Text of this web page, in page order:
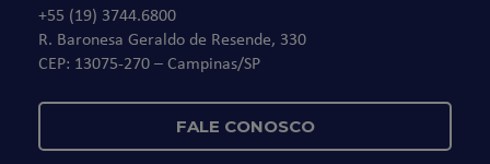
+55 (19) 3744.6800
R. Baronesa Geraldo de Resende, 330
CEP: 13075-270 – Campinas/SP
FALE CONOSCO